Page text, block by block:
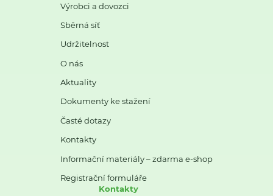
Výrobci a dovozci
Sběrná síť
Udržitelnost
O nás
Aktuality
Dokumenty ke stažení
Časté dotazy
Kontakty
Informační materiály – zdarma e-shop
Registrační formuláře
Kontakty